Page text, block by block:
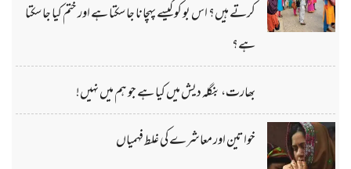
کرتے ہیں؟ اس بو کو کیسے پہچانا جا سکتا ہے اور ختم کیا جا سکتا
ہے؟
بھارت، بنگلہ دیش میں کیا ہے جو ہم میں نہیں!
خواتین اور معاشرے کی غلط فہمیاں